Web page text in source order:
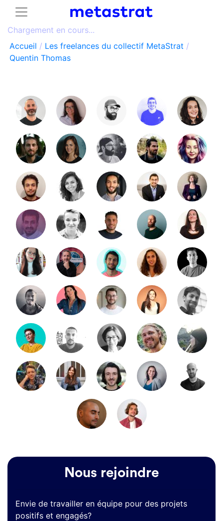
Chargement en cours...
Accueil / Les freelances du collectif MetaStrat /
Quentin Thomas
Nous rejoindre
Envie de travailler en équipe pour des projets
positifs et engagés?